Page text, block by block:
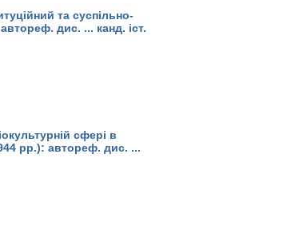
та суспільно-
дис. ... канд. іст.
сфері в
рр.): автореф. дис. ...